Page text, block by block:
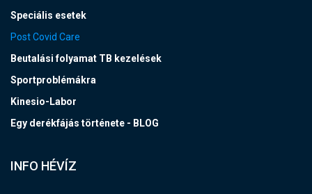
Speciális esetek
Post Covid Care
Beutalási folyamat TB kezelések
Sportproblémákra
Kinesio-Labor
Egy derékfájás története - BLOG
INFO HÉVÍZ